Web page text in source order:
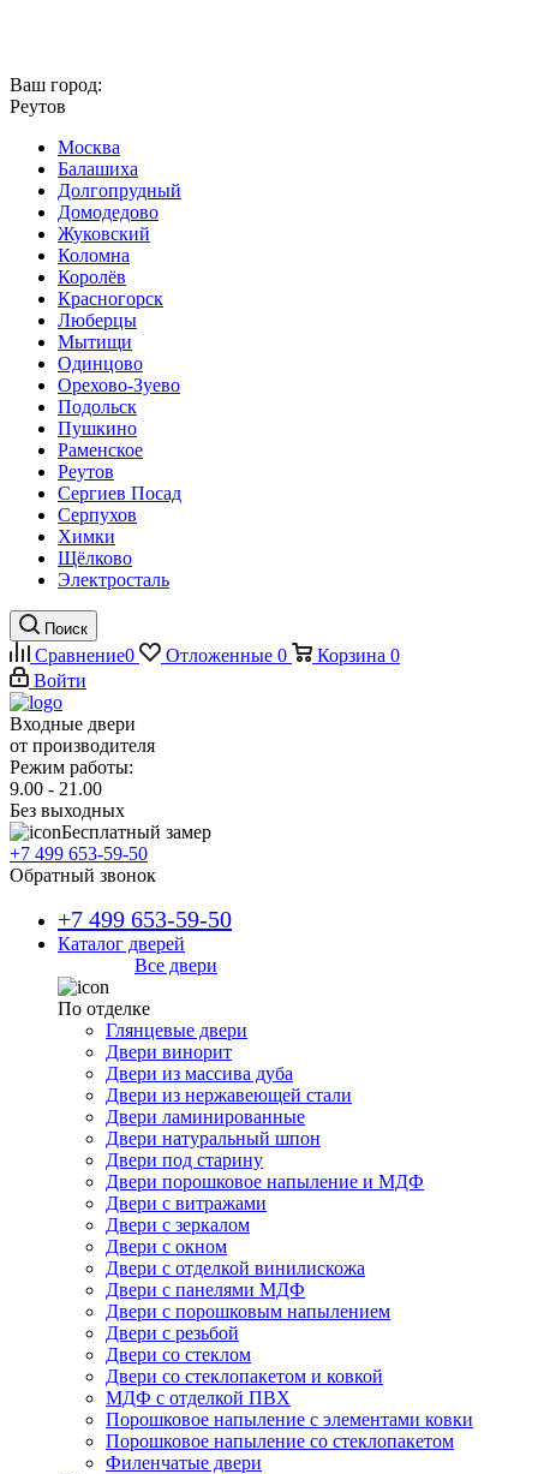
Ваш город:
Реутов
Москва
Балашиха
Долгопрудный
Домодедово
Жуковский
Коломна
Королёв
Красногорск
Люберцы
Мытищи
Одинцово
Орехово-Зуево
Подольск
Пушкино
Раменское
Реутов
Сергиев Посад
Серпухов
Химки
Щёлково
Электросталь
Поиск
Сравнение0 Отложенные 0 Корзина 0
Войти
Входные двери
от производителя
Режим работы:
9.00 - 21.00
Без выходных
Бесплатный замер
+7 499 653-59-50
Обратный звонок
+7 499 653-59-50
Каталог дверей
Все двери
По отделке
Глянцевые двери
Двери винорит
Двери из массива дуба
Двери из нержавеющей стали
Двери ламинированные
Двери натуральный шпон
Двери под старину
Двери порошковое напыление и МДФ
Двери с витражами
Двери с зеркалом
Двери с окном
Двери с отделкой винилискожа
Двери с панелями МДФ
Двери с порошковым напылением
Двери с резьбой
Двери со стеклом
Двери со стеклопакетом и ковкой
МДФ с отделкой ПВХ
Порошковое напыление с элементами ковки
Порошковое напыление со стеклопакетом
Филенчатые двери